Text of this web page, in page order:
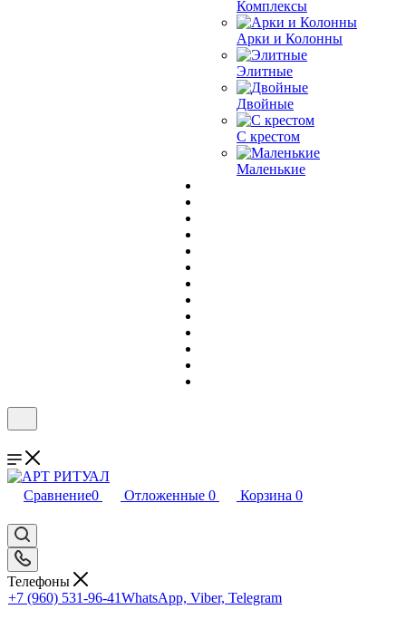
Комплексы
Арки и Колонны
Элитные
Двойные
С крестом
Маленькие
Сравнение0 Отложенные 0 Корзина 0
Телефоны
+7 (960) 531-96-41WhatsApp, Viber, Telegram